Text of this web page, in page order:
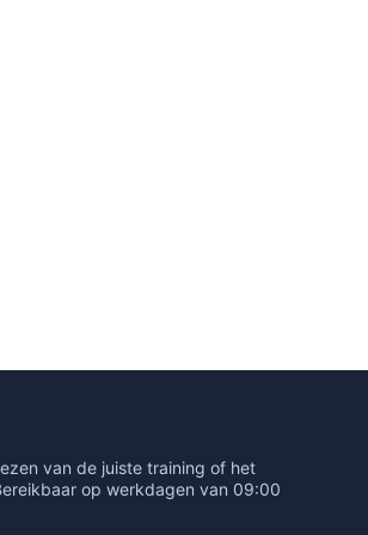
van de juiste training of het
op werkdagen van 09:00